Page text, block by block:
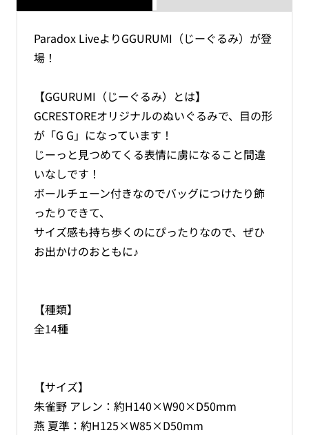
Paradox LiveよりGGURUMI（じーぐるみ）が登
場！
【GGURUMI（じーぐるみ）とは】
GCRESTOREオリジナルのぬいぐるみで、目の形
が「G G」になっています！
じーっと見つめてくる表情に虜になること間違
いなしです！
ボールチェーン付きなのでバッグにつけたり飾
ったりできて、
サイズ感も持ち歩くのにぴったりなので、ぜひ
お出かけのおともに♪
【種類】
全14種
【サイズ】
朱雀野 アレン：約H140×W90×D50mm
燕 夏準：約H125×W85×D50mm